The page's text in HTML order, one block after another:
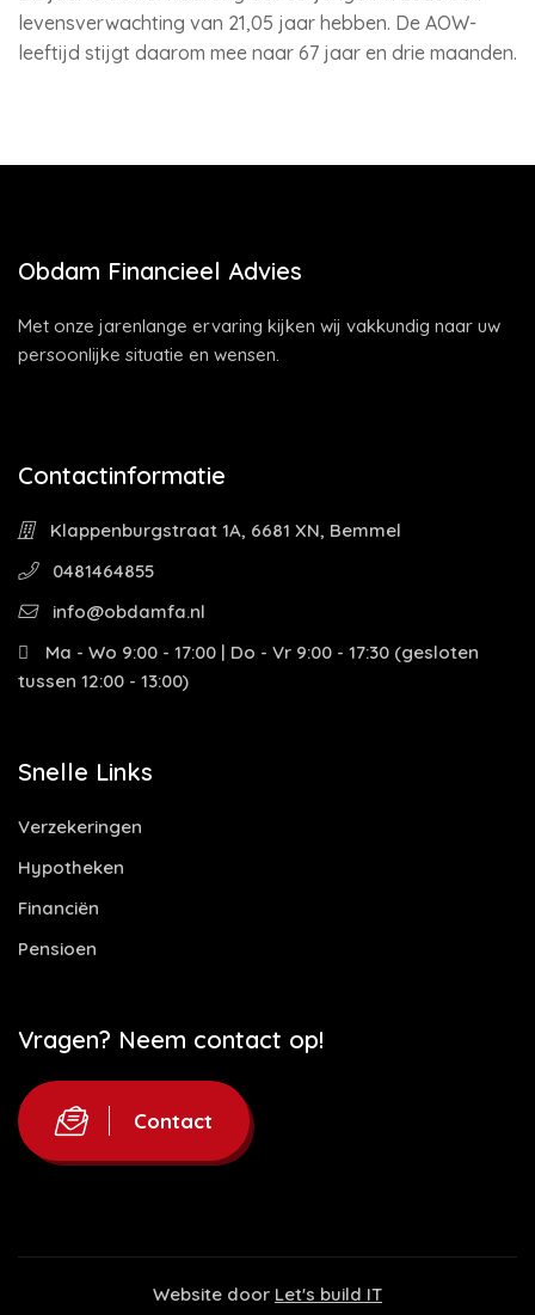
levensverwachting van 21,05 jaar hebben. De AOW-
leeftijd stijgt daarom mee naar 67 jaar en drie maanden.
Obdam Financieel Advies
Met onze jarenlange ervaring kijken wij vakkundig naar uw
persoonlijke situatie en wensen.
Contactinformatie
Klappenburgstraat 1A, 6681 XN, Bemmel
0481464855
info@obdamfa.nl
Ma - Wo 9:00 - 17:00 | Do - Vr 9:00 - 17:30 (gesloten
tussen 12:00 - 13:00)
Snelle Links
Verzekeringen
Hypotheken
Financiën
Pensioen
Vragen? Neem contact op!
Contact
Website door Let's build IT